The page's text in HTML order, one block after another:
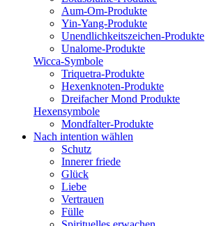
Aum-Om-Produkte
Yin-Yang-Produkte
Unendlichkeitszeichen-Produkte
Unalome-Produkte
Wicca-Symbole
Triquetra-Produkte
Hexenknoten-Produkte
Dreifacher Mond Produkte
Hexensymbole
Mondfalter-Produkte
Nach intention wählen
Schutz
Innerer friede
Glück
Liebe
Vertrauen
Fülle